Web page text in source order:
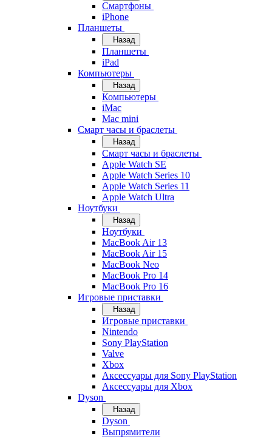
Смартфоны
iPhone
Планшеты
Назад
Планшеты
iPad
Компьютеры
Назад
Компьютеры
iMac
Mac mini
Смарт часы и браслеты
Назад
Смарт часы и браслеты
Apple Watch SE
Apple Watch Series 10
Apple Watch Series 11
Apple Watch Ultra
Ноутбуки
Назад
Ноутбуки
MacBook Air 13
MacBook Air 15
MacBook Neo
MacBook Pro 14
MacBook Pro 16
Игровые приставки
Назад
Игровые приставки
Nintendo
Sony PlayStation
Valve
Xbox
Аксессуары для Sony PlayStation
Аксессуары для Xbox
Dyson
Назад
Dyson
Выпрямители